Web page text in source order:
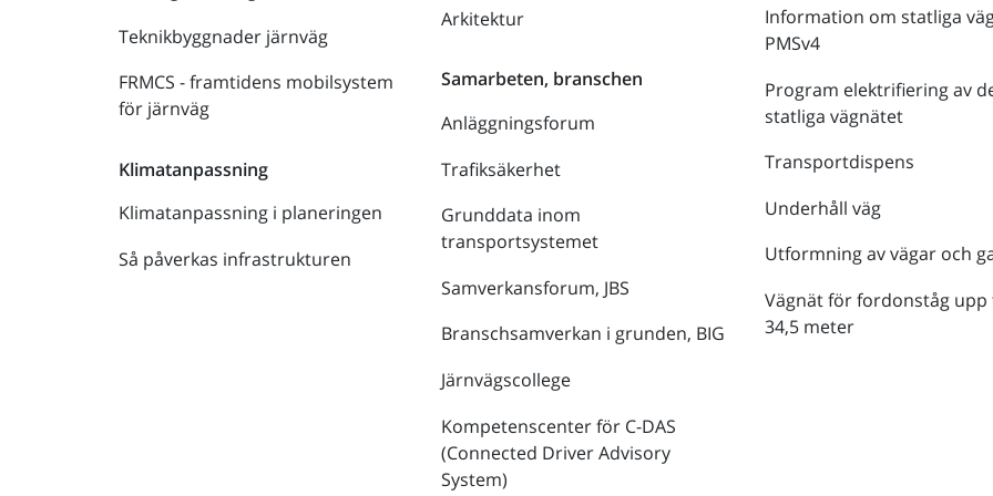
Teknikbyggnader järnväg
FRMCS - framtidens mobilsystem
för järnväg
Klimatanpassning
Klimatanpassning i planeringen
Så påverkas infrastrukturen
Arkitektur
Samarbeten, branschen
Anläggningsforum
Trafiksäkerhet
Grunddata inom
transportsystemet
Samverkansforum, JBS
Branschsamverkan i grunden, BIG
Järnvägscollege
Kompetenscenter för C-DAS
(Connected Driver Advisory
System)
Information om statliga
PMSv4
Program elektrifiering av
statliga vägnätet
Transportdispens
Underhåll väg
Utformning av vägar och
Vägnät för fordonståg upp
34,5 meter